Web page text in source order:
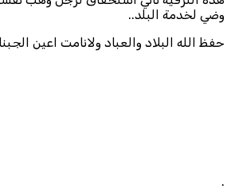
وضي لخدمة البلد..
حفظ الله البلاد والعباد ولانامت اعين
.